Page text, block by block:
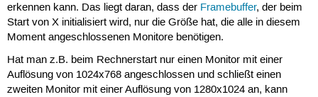
erkennen kann. Das liegt daran, dass der Framebuffer, der beim
Start von X initialisiert wird, nur die Größe hat, die alle in diesem
Moment angeschlossenen Monitore benötigen.
Hat man z.B. beim Rechnerstart nur einen Monitor mit einer
Auflösung von 1024x768 angeschlossen und schließt einen
zweiten Monitor mit einer Auflösung von 1280x1024 an, kann